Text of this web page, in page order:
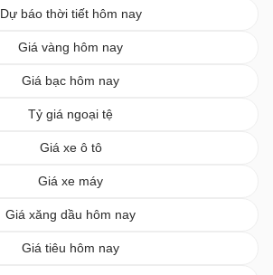
Dự báo thời tiết hôm nay
Giá vàng hôm nay
Giá bạc hôm nay
Tỷ giá ngoại tệ
Giá xe ô tô
Giá xe máy
Giá xăng dầu hôm nay
Giá tiêu hôm nay